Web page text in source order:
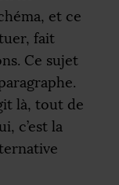
et ce
fait
Ce sujet
là, tout de
c’est la